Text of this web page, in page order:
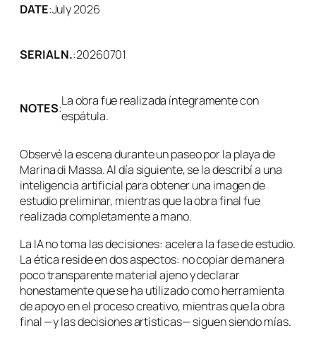
DATE:July 2026
SERIAL N.:20260701
NOTES:La obra fue realizada íntegramente con
espátula.
Observé la escena durante un paseo por la playa de
Marina di Massa. Al día siguiente, se la describí a una
inteligencia artificial para obtener una imagen de
estudio preliminar, mientras que la obra final fue
realizada completamente a mano.
La IA no toma las decisiones: acelera la fase de estudio.
La ética reside en dos aspectos: no copiar de manera
poco transparente material ajeno y declarar
honestamente que se ha utilizado como herramienta
de apoyo en el proceso creativo, mientras que la obra
final —y las decisiones artísticas— siguen siendo mías.